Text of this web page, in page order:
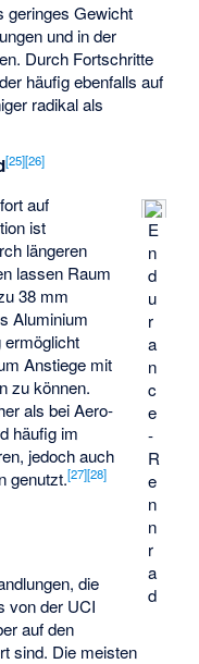
geringes Gewicht
und in der
Durch Fortschritte
häufig ebenfalls auf
radikal als
[25][26]
E
n
d
u
r
a
n
c
e
-
R
e
n
n
r
a
d
auf
ist
längeren
lassen Raum
38 mm
Aluminium
ermöglicht
Anstiege mit
zu können.
als bei Aero-
häufig im
jedoch auch
genutzt.[27][28]
die
von der UCI
auf den
sind. Die meisten